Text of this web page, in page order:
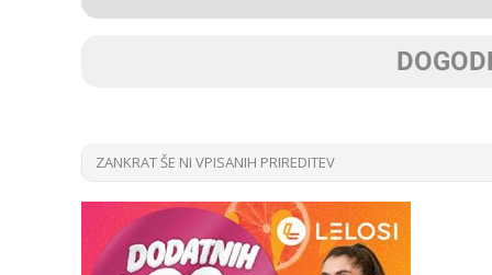
ZANKRAT ŠE NI VPISANIH PRIREDITEV